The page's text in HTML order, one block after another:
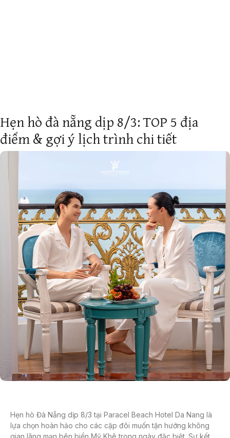
Hẹn hò đà nẵng dịp 8/3: TOP 5 địa
điểm & gợi ý lịch trình chi tiết
Hẹn hò Đà Nẵng dịp 8/3 tại Paracel Beach Hotel Da Nang là
lựa chọn hoàn hảo cho các cặp đôi muốn tận hưởng không
gian lãng mạn bên biển Mỹ Khê trong ngày đặc biệt. Sự kết